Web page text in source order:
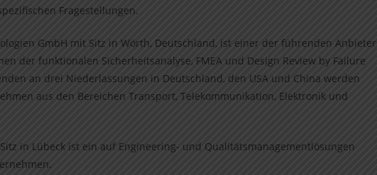
Fragestellungen.
GmbH mit Sitz in Wörth, Deutschland, ist einer der führenden Anbieter
der funktionalen Sicherheitsanalyse, FMEA und Design Review by Failure
an drei Niederlassungen in Deutschland, den USA und China werden
aus den Bereichen Transport, Telekommunikation, Elektronik und
in Lübeck ist ein auf Engineering- und Qualitätsmanagementlösungen